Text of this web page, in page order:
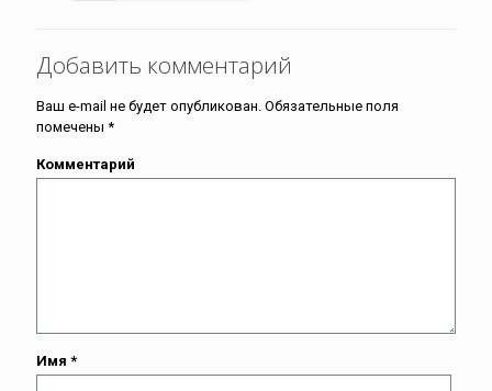
Добавить комментарий
Ваш e-mail не будет опубликован. Обязательные поля
помечены *
Комментарий
Имя *